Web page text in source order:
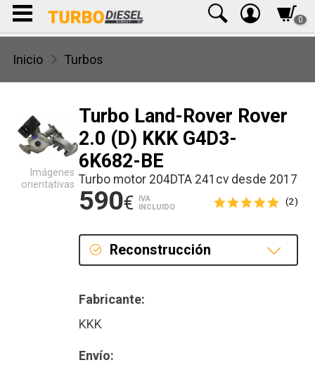
0
Inicio Turbos
Turbo Land-Rover Rover
2.0 (D) KKK G4D3-
6K682-BE
Turbo motor 204DTA 241cv desde 2017
590€
IVA
INCLUIDO
(2)
Reconstrucción
Fabricante:
KKK
Envío:
Imágenes
orientativas